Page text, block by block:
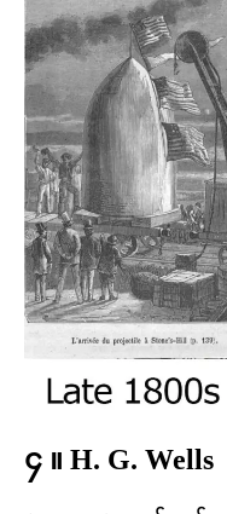
၄ ။ H. G. Wells